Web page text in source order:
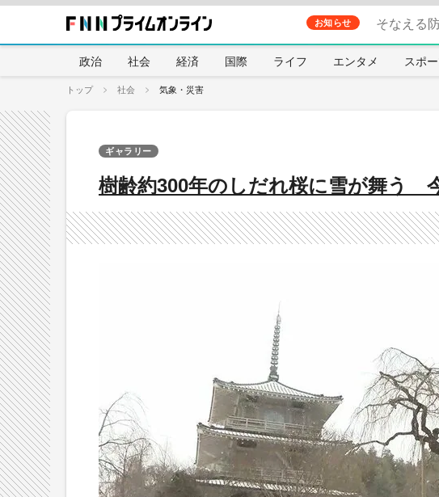
お知らせ そなえる
政治 社会 経済 国際 ライフ エンタメ スポ
トップ 社会 気象・災害
樹齢約300年のしだれ桜に雪が舞う
ギャラリー